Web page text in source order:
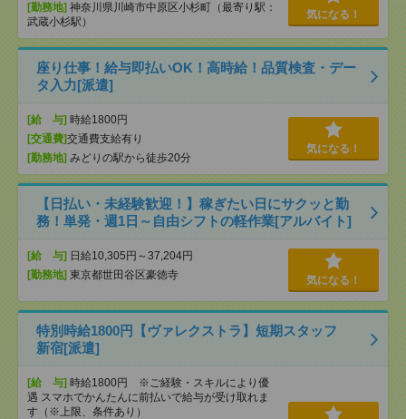
[勤務地] 神奈川県川崎市中原区小杉町（最寄り駅：
武蔵小杉駅）
気になる！
座り仕事！給与即払いOK！高時給！品質検査・デー
タ入力[派遣]
[給 与] 時給1800円
[交通費]交通費支給有り
[勤務地] みどりの駅から徒歩20分
気になる！
【日払い・未経験歓迎！】稼ぎたい日にサクッと勤
務！単発・週1日～自由シフトの軽作業[アルバイト]
[給 与] 日給10,305円～37,204円
[勤務地] 東京都世田谷区豪徳寺 気になる！
特別時給1800円【ヴァレクストラ】短期スタッフ
新宿[派遣]
[給 与] 時給1800円 ※ご経験・スキルにより優
遇 スマホでかんたんに前払いで給与が受け取れま
す（※上限、条件あり）